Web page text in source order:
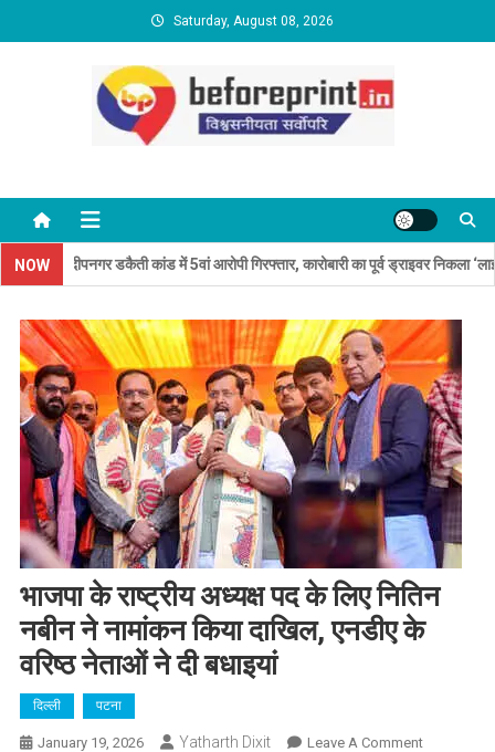
to
Saturday, August 08, 2026
NOW
दीपनगर डकैती कांड में 5वां आरोपी गिरफ्तार, कारोबारी का पूर्व ड्राइवर निकला ‘लाइनर’
भाजपा के राष्ट्रीय अध्यक्ष पद के लिए नितिन
नबीन ने नामांकन किया दाखिल, एनडीए के
वरिष्ठ नेताओं ने दी बधाइयां
दिल्ली पटना
January 19, 2026 Yatharth Dixit Leave A CommentOn